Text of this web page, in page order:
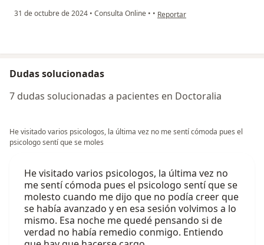
31 de octubre de 2024 • Consulta Online • • en opinión del usuario A.
Reportar
Dudas solucionadas
7 dudas solucionadas a pacientes en Doctoralia
He visitado varios psicologos, la última vez no me sentí cómoda pues el
psicologo sentí que se moles
He visitado varios psicologos, la última vez no
me sentí cómoda pues el psicologo sentí que se
molesto cuando me dijo que no podía creer que
se había avanzado y en esa sesión volvimos a lo
mismo. Esa noche me quedé pensando si de
verdad no había remedio conmigo. Entiendo